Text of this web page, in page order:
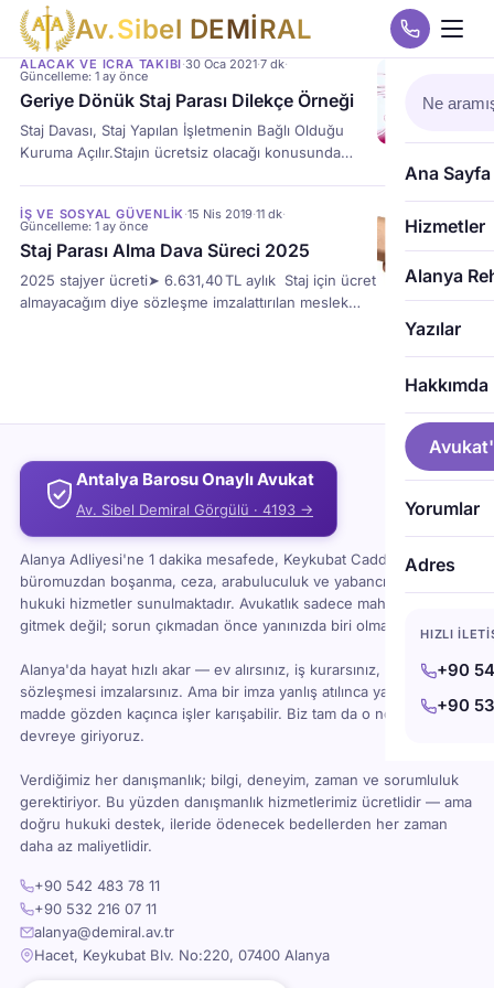
Av.Sibel DEMİRAL
Ana Sayfa
Hizmetler
Alanya
Yazılar
Hakkımda
Yorumlar
Adres
HIZLI
+90
+90
ALACAK VE ICRA TAKIBI·30 Oca 2021·7 dk·
Güncelleme: 1 ay önce
Geriye Dönük Staj Parası Dilekçe Örneği
Staj Davası, Staj Yapılan İşletmenin Bağlı Olduğu
Kuruma Açılır.Stajın ücretsiz olacağı konusunda
olarak nitelendirilmesine, Tip 2 sözleşmelerinin
işletme müdürü sıfatıyla hastane müdürü tarafından
imzalanmasına, stajın ücretsiz olacağı konusunda
Tip 2 sözleşmesinde hüküm olsa dahi bu hükmün
3308 sayılı yasanın 25. maddesi hükmü karşısında
İŞ VE SOSYAL GÜVENLIK·15 Nis 2019·11 dk·
Güncelleme: 1 ay önce
Staj Parası Alma Dava Süreci 2025
2025 stajyer ücreti➤ 6.631,40 TL aylık Staj için ücret
almayacağım diye sözleşme imzalattırılan meslek
Antalya Barosu Onaylı Avukat
Av. Sibel Demiral Görgülü · 4193 →
Alanya Adliyesi'ne 1 dakika mesafede, Keykubat Caddesi'ndeki
büromuzdan boşanma, ceza, arabuluculuk ve yabancı uyruklu
hukuki hizmetler sunulmaktadır. Avukatlık sadece mahkemeye
gitmek değil; sorun çıkmadan önce yanınızda biri olması demektir.
Alanya'da hayat hızlı akar — ev alırsınız, iş kurarsınız, kira
sözleşmesi imzalarsınız. Ama bir imza yanlış atılınca ya da bir
madde gözden kaçınca işler karışabilir. Biz tam da o noktada
devreye giriyoruz.
Verdiğimiz her danışmanlık; bilgi, deneyim, zaman ve sorumluluk
gerektiriyor. Bu yüzden danışmanlık hizmetlerimiz ücretlidir — ama
doğru hukuki destek, ileride ödenecek bedellerden her zaman
daha az maliyetlidir.
+90 542 483 78 11
+90 532 216 07 11
alanya@demiral.av.tr
Hacet, Keykubat Blv. No:220, 07400 Alanya